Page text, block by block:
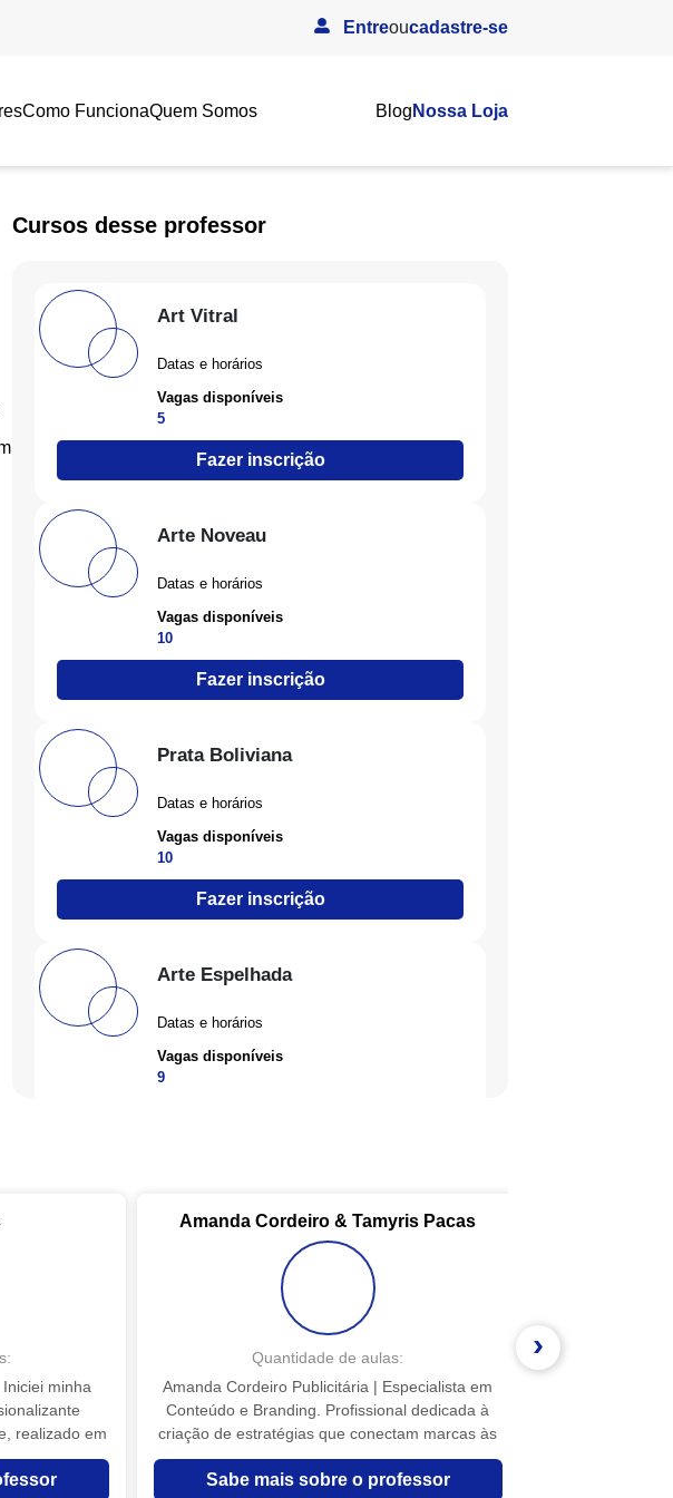
Entreoucadastre-se
Como FuncionaQuem Somos Blog Nossa Loja
Cursos desse professor
Art Vitral
Datas e horários
Vagas disponíveis
5
Fazer inscrição
Arte Noveau
Datas e horários
Vagas disponíveis
10
Fazer inscrição
Prata Boliviana
Datas e horários
Vagas disponíveis
10
Fazer inscrição
Arte Espelhada
Datas e horários
Vagas disponíveis
9
minha
realizado em
bairro. Mas
para a
Amanda Cordeiro & Tamyris Pacas
Quantidade de aulas:
Amanda Cordeiro Publicitária | Especialista em
Conteúdo e Branding. Profissional dedicada à
criação de estratégias que conectam marcas às
pessoas de forma autêntica, criativa e
impactante. Tamyris Pacas Jornalista | Pós-
Sabe mais sobre o professor
›